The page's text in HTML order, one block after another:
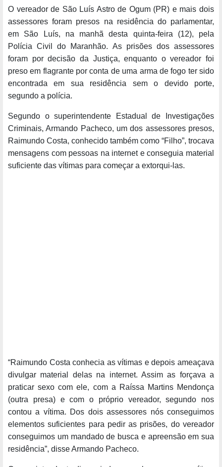
O vereador de São Luís Astro de Ogum (PR) e mais dois
assessores foram presos na residência do parlamentar,
em São Luís, na manhã desta quinta-feira (12), pela
Polícia Civil do Maranhão. As prisões dos assessores
foram por decisão da Justiça, enquanto o vereador foi
preso em flagrante por conta de uma arma de fogo ter sido
encontrada em sua residência sem o devido porte,
segundo a polícia.
Segundo o superintendente Estadual de Investigações
Criminais, Armando Pacheco, um dos assessores presos,
Raimundo Costa, conhecido também como “Filho”, trocava
mensagens com pessoas na internet e conseguia material
suficiente das vítimas para começar a extorqui-las.
“Raimundo Costa conhecia as vítimas e depois ameaçava
divulgar material delas na internet. Assim as forçava a
praticar sexo com ele, com a Raíssa Martins Mendonça
(outra presa) e com o próprio vereador, segundo nos
contou a vítima. Dos dois assessores nós conseguimos
elementos suficientes para pedir as prisões, do vereador
conseguimos um mandado de busca e apreensão em sua
residência”, disse Armando Pacheco.